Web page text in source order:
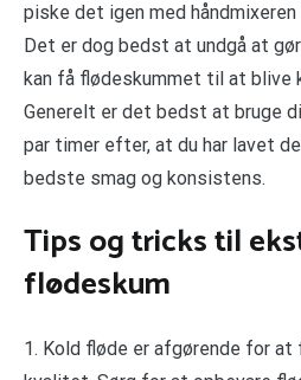
piske det igen med
Det er dog bedst at undgå at
kan få flødeskummet til at blive
Generelt er det bedst at bruge
par timer efter, at du har lavet
bedste smag og konsistens.
Tips og tricks til
flødeskum
1. Kold fløde er afgørende for at